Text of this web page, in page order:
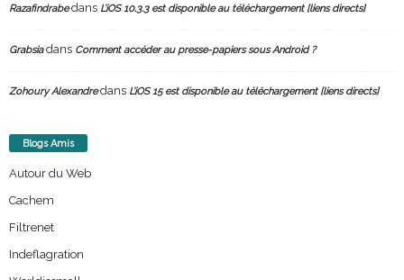
Razafindrabedans L’iOS 10.3.3 est disponible au téléchargement [liens directs]
Grabsiadans Comment accéder au presse-papiers sous Android ?
Zohoury Alexandredans L’iOS 15 est disponible au téléchargement [liens directs]
Blogs Amis
Autour du Web
Cachem
Filtrenet
Indeflagration